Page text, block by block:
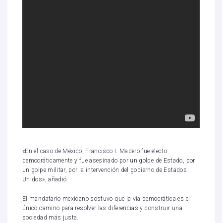
«En el caso de México, Francisco I. Madero fue electo
democráticamente y fue asesinado por un golpe de Estado, por
un golpe militar, por la intervención del gobierno de Estados
Unidos», añadió.
El mandatario mexicano sostuvo que la vía democrática es el
único camino para resolver las diferencias y construir una
sociedad más justa.